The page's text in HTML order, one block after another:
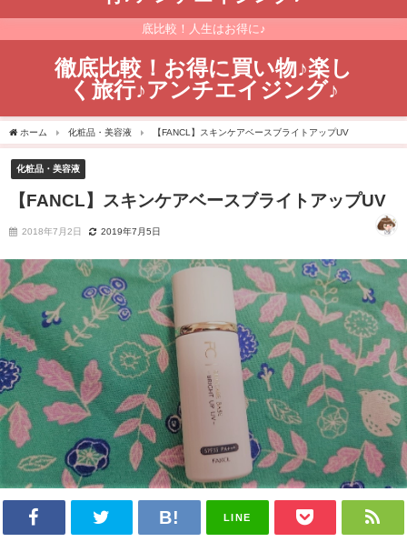
底比較！人生はお得に♪
徹底比較！お得に買い物♪楽し
く旅行♪アンチエイジング♪
ホーム 化粧品・美容液 【FANCL】スキンケアベースブライトアップUV
化粧品・美容液
【FANCL】スキンケアベースブライトアップUV
2018年7月2日 2019年7月5日
LINE